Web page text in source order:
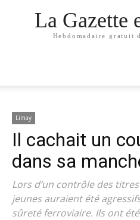
La Gazette
Hebdomadaire gratuit
Limay
Il cachait un
dans sa
Lors d’un contrôle des
jeunes auraient été
sûreté ferroviaire. Ils ont